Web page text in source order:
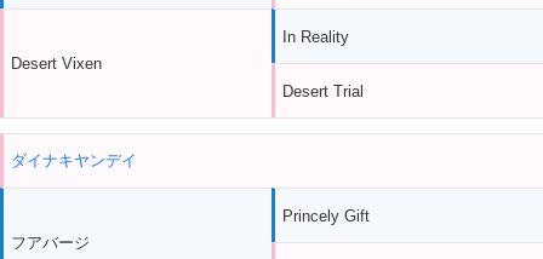
Desert Vixen
In Reality
Desert Trial
ダイナキヤンデイ
フアバージ
Princely Gift